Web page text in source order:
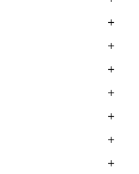






